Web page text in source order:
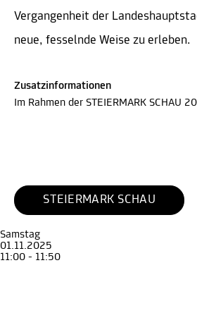
Vergangenheit der
neue, fesselnde Weise zu erleben.
Zusatzinformationen
Im Rahmen der STEIERMARK SCHAU
STEIERMARK SCHAU
Samstag
01.11.2025
11:00 - 11:50